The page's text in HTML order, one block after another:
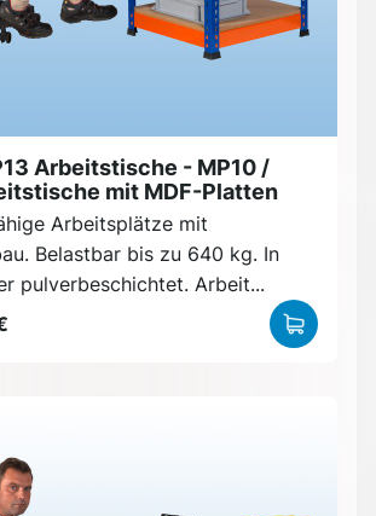
Arbeitstische - MP10 /
mit MDF-Platten
Arbeitsplätze mit
Belastbar bis zu 640 kg. In
pulverbeschichtet. Arbeit...